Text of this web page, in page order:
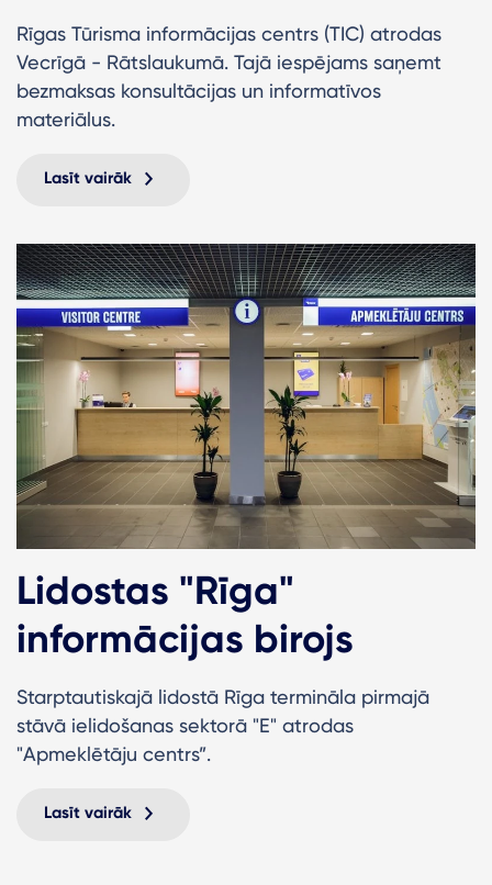
Rīgas Tūrisma informācijas centrs (TIC) atrodas
Vecrīgā - Rātslaukumā. Tajā iespējams saņemt
bezmaksas konsultācijas un informatīvos
materiālus.
Lasīt vairāk
Lidostas "Rīga"
informācijas birojs
Starptautiskajā lidostā Rīga termināla pirmajā
stāvā ielidošanas sektorā "E" atrodas
"Apmeklētāju centrs”.
Lasīt vairāk